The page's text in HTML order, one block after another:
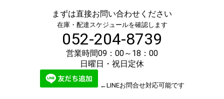
まずは直接お問い合わせください
在庫・配達スケジュールを確認します
052-204-8739
営業時間09：00～18：00
日曜日・祝日定休
←LINEお問合せ対応可能です